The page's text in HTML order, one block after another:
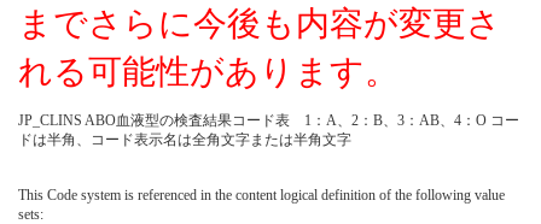
までさらに今後も内容が変更さ
れる可能性があります。
JP_CLINS ABO血液型の検査結果コード表 1：A、2：B、3：AB、4：O コー
ドは半角、コード表示名は全角文字または半角文字
This Code system is referenced in the content logical definition of the following value
sets: